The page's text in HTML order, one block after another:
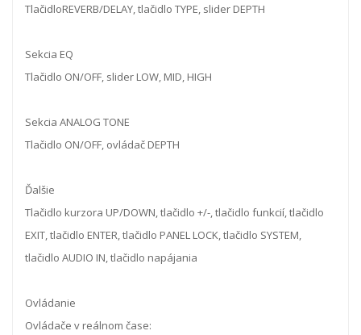
TlačidloREVERB/DELAY, tlačidlo TYPE, slider DEPTH
Sekcia EQ
Tlačidlo ON/OFF, slider LOW, MID, HIGH
Sekcia ANALOG TONE
Tlačidlo ON/OFF, ovládač DEPTH
Ďalšie
Tlačidlo kurzora UP/DOWN, tlačidlo +/-, tlačidlo funkcií, tlačidlo
EXIT, tlačidlo ENTER, tlačidlo PANEL LOCK, tlačidlo SYSTEM,
tlačidlo AUDIO IN, tlačidlo napájania
Ovládanie
Ovládače v reálnom čase: